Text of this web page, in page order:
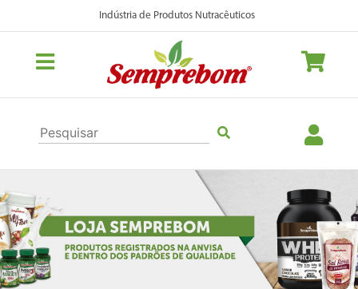
Indústria de Produtos Nutracêuticos
Previous Next